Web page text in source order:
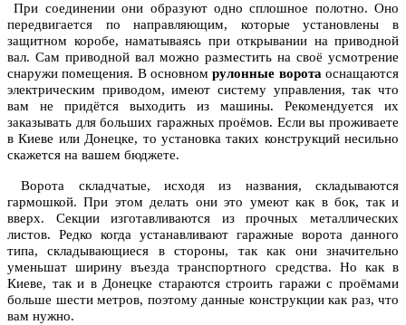
При соединении они образуют одно сплошное полотно. Оно
передвигается по направляющим, которые установлены в
защитном коробе, наматываясь при открывании на приводной
вал. Сам приводной вал можно разместить на своё усмотрение
снаружи помещения. В основномрулонные воротаоснащаются
электрическим приводом, имеют систему управления, так что
вам не придётся выходить из машины. Рекомендуется их
заказывать для больших гаражных проёмов. Если вы проживаете
в Киеве или Донецке, то установка таких конструкций несильно
скажется на вашем бюджете.
Ворота складчатые, исходя из названия, складываются
гармошкой. При этом делать они это умеют как в бок, так и
вверх. Секции изготавливаются из прочных металлических
листов. Редко когда устанавливают гаражные ворота данного
типа, складывающиеся в стороны, так как они значительно
уменьшат ширину въезда транспортного средства. Но как в
Киеве, так и в Донецке стараются строить гаражи с проёмами
больше шести метров, поэтому данные конструкции как раз, что
вам нужно.